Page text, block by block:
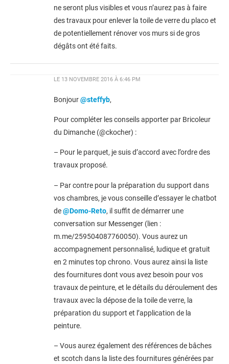
ne seront plus visibles et vous n’aurez pas à faire
des travaux pour enlever la toile de verre du placo et
de potentiellement rénover vos murs si de gros
dégâts ont été faits.
LE 13 NOVEMBRE 2016 À 6:46 PM
Bonjour@steffyb,
Pour compléter les conseils apporter par Bricoleur
du Dimanche (@ckocher) :
– Pour le parquet, je suis d’accord avec l’ordre des
travaux proposé.
– Par contre pour la préparation du support dans
vos chambres, je vous conseille d’essayer le chatbot
de@Domo-Reto, il suffit de démarrer une
conversation sur Messenger (lien :
m.me/259504087760050). Vous aurez un
accompagnement personnalisé, ludique et gratuit
en 2 minutes top chrono. Vous aurez ainsi la liste
des fournitures dont vous avez besoin pour vos
travaux de peinture, et le détails du déroulement des
travaux avec la dépose de la toile de verre, la
préparation du support et l’application de la
peinture.
– Vous aurez également des références de bâches
et scotch dans la liste des fournitures générées par